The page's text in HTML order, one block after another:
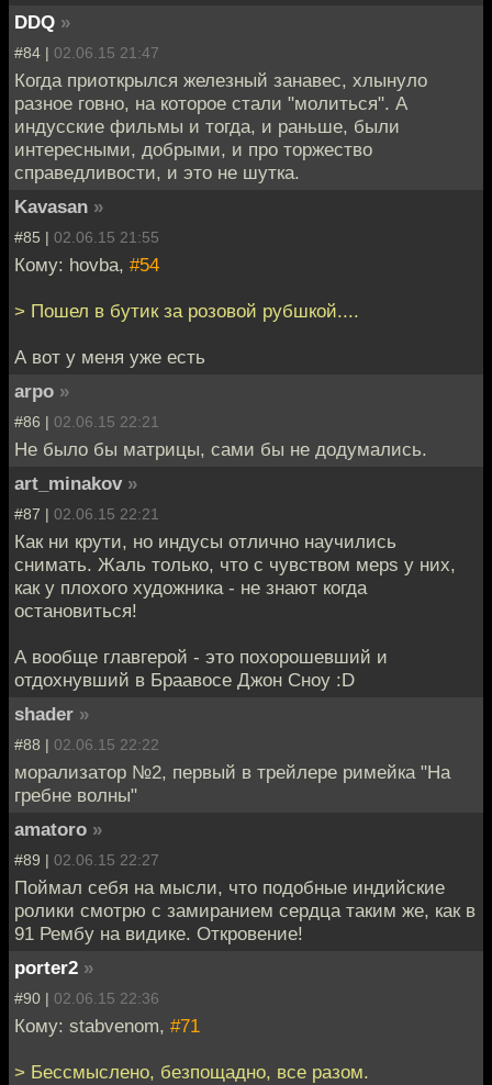
DDQ »
#84 | 02.06.15 21:47
Когда приоткрылся железный занавес, хлынуло
разное говно, на которое стали "молиться". А
индусские фильмы и тогда, и раньше, были
интересными, добрыми, и про торжество
справедливости, и это не шутка.
Kavasan »
#85 | 02.06.15 21:55
Кому: hovba, #54
> Пошел в бутик за розовой рубшкой....
А вот у меня уже есть
arpo »
#86 | 02.06.15 22:21
Не было бы матрицы, сами бы не додумались.
art_minakov »
#87 | 02.06.15 22:21
Как ни крути, но индусы отлично научились
снимать. Жаль только, что с чувством мерs у них,
как у плохого художника - не знают когда
остановиться!
А вообще главгерой - это похорошевший и
отдохнувший в Браавосе Джон Сноу :D
shader »
#88 | 02.06.15 22:22
морализатор №2, первый в трейлере римейка "На
гребне волны"
amatoro »
#89 | 02.06.15 22:27
Поймал себя на мысли, что подобные индийские
ролики смотрю с замиранием сердца таким же, как в
91 Рембу на видике. Откровение!
porter2 »
#90 | 02.06.15 22:36
Кому: stabvenom, #71
> Бессмыслено, безпощадно, все разом.